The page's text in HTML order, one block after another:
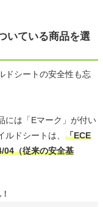
いている商品を選
ドシートの安全性も忘
には「Eマーク」が付い
ドシートは、 「ECE
04（従来の安全基